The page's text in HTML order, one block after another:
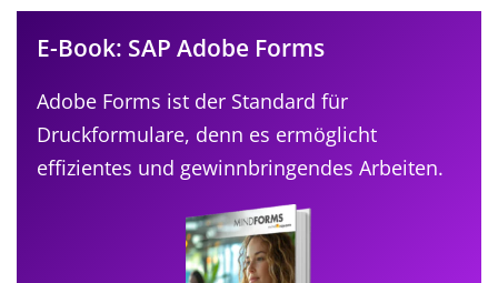
E-Book: SAP Adobe Forms
Adobe Forms ist der Standard für
Druckformulare, denn es ermöglicht
effizientes und gewinnbringendes Arbeiten.